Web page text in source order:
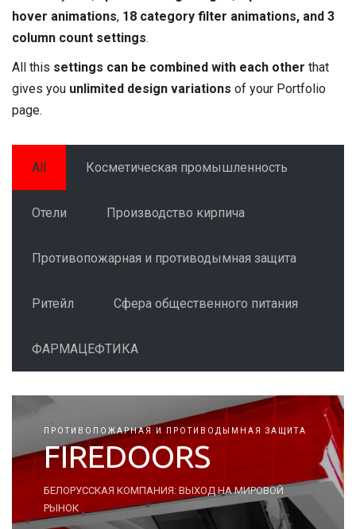
hover animations, 18 category filter animations, and 3
column count settings.
All this settings can be combined with each other that
gives you unlimited design variations of your Portfolio
page.
All Косметическая промышленность
Отели Производство кирпича
Противопожарная и противодымная защита
Ритейл Сфера общественного питания
ФАРМАЦЕФТИКА
ПРОТИВОПОЖАРНАЯ И ПРОТИВОДЫМНАЯ ЗАЩИТА
FIREDOORS
БЕЛОРУССКАЯ КОМПАНИЯ: ВЫХОД НА МИРОВОЙ
РЫНОК